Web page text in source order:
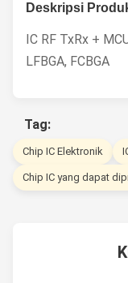
Deskripsi
IC RF TxRx +
LFBGA, FCBGA
Tag:
Chip IC Elektronik
Chip IC yang dapat